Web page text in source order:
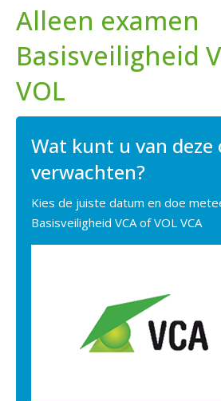
Alleen examen
Basisveiligheid
VOL
Wat kunt u van deze
verwachten?
Kies de juiste datum en doe
Basisveiligheid VCA of VOL VCA